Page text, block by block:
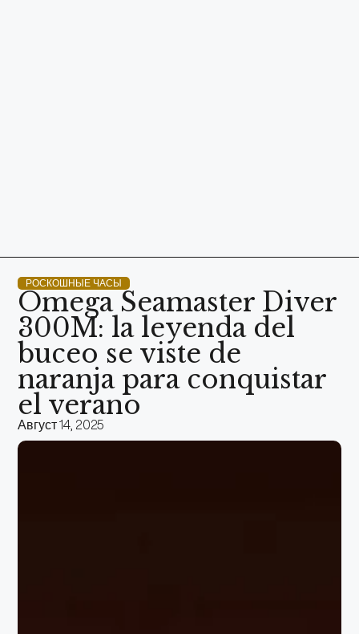
РОСКОШНЫЕ ЧАСЫ
Omega Seamaster Diver
300M: la leyenda del
buceo se viste de
naranja para conquistar
el verano
Август 14, 2025